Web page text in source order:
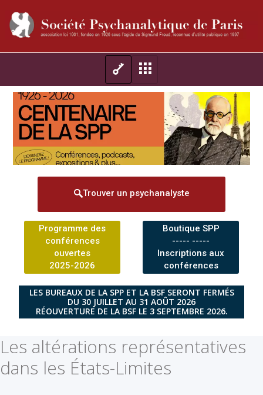
Trouver un psychanalyste
Programme des
conférences
ouvertes
2025-2026
Boutique SPP
----- -----
Inscriptions aux
conférences
LES BUREAUX DE LA SPP ET LA BSF SERONT FERMÉS
DU 30 JUILLET AU 31 AOÛT 2026
RÉOUVERTURE DE LA BSF LE 3 SEPTEMBRE 2026.
Les altérations représentatives
dans les États-Limites